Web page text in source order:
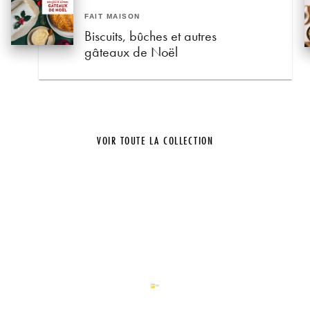
FAIT MAISON
Biscuits, bûches et autres
gâteaux de Noël
VOIR TOUTE LA COLLECTION